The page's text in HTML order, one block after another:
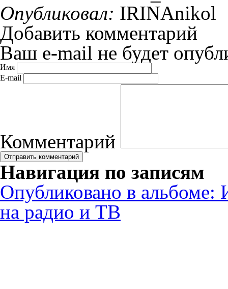
Опубликовал: IRINAnikol
Добавить комментарий
Ваш e-mail не будет
Имя
E-mail
Комментарий
Навигация по записям
Опубликовано в альбоме:
на радио и ТВ